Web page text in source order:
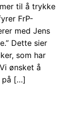
til å trykke
FrP-
med Jens
Dette sier
som har
ønsket å
på […]